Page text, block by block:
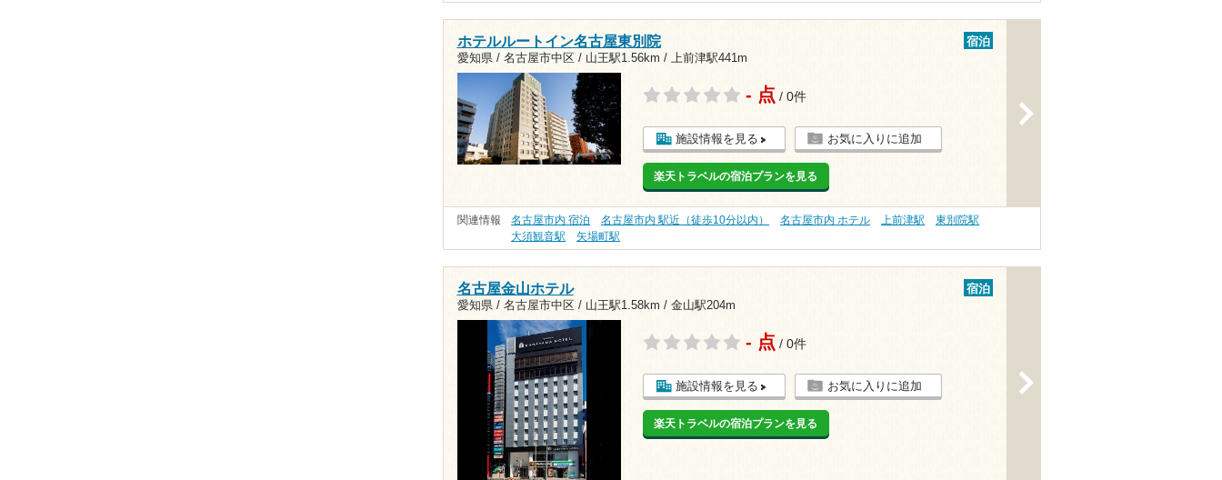
ホテルルートイン名古屋東別院
愛知県 / 名古屋市中区 / 山王駅1.56km / 上前津駅441m
宿泊
- 点 / 0件
施設情報を見る お気に入りに追加
楽天トラベルの宿泊プランを見る
関連情報 名古屋市内 宿泊 名古屋市内 駅近（徒歩10分以内） 名古屋市内 ホテル 上前津駅
東別院駅
大須観音駅
矢場町駅
名古屋金山ホテル
愛知県 / 名古屋市中区 / 山王駅1.58km / 金山駅204m
宿泊
- 点 / 0件
施設情報を見る お気に入りに追加
楽天トラベルの宿泊プランを見る